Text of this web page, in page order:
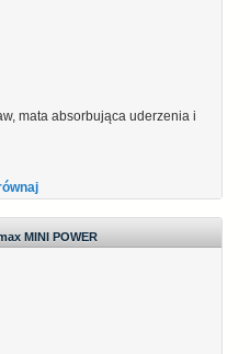
mata absorbująca uderzenia i
MINI POWER